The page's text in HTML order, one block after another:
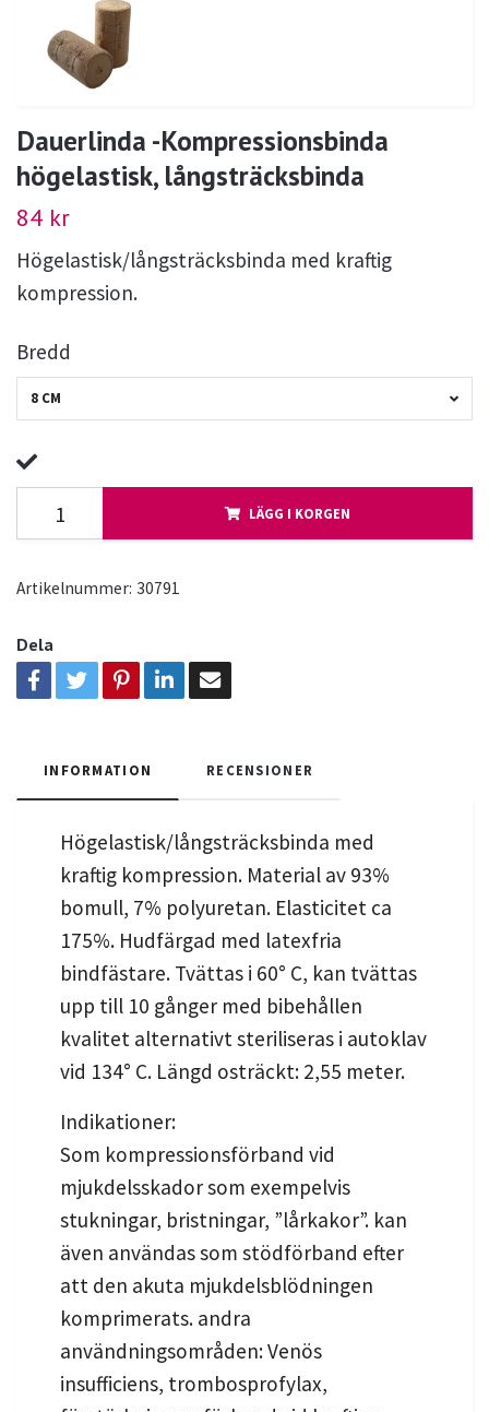
Dauerlinda -Kompressionsbinda
högelastisk, långsträcksbinda
84 kr
Högelastisk/långsträcksbinda med kraftig
kompression.
Bredd
8 CM
LÄGG I KORGEN
Artikelnummer: 30791
Dela
INFORMATION RECENSIONER
Högelastisk/långsträcksbinda med
kraftig kompression. Material av 93%
bomull, 7% polyuretan. Elasticitet ca
175%. Hudfärgad med latexfria
bindfästare. Tvättas i 60° C, kan tvättas
upp till 10 gånger med bibehållen
kvalitet alternativt steriliseras i autoklav
vid 134° C. Längd osträckt: 2,55 meter.
Indikationer:
Som kompressionsförband vid
mjukdelsskador som exempelvis
stukningar, bristningar, ”lårkakor”. kan
även användas som stödförband efter
att den akuta mjukdelsblödningen
komprimerats. andra
användningsområden: Venös
insufficiens, trombosprofylax,